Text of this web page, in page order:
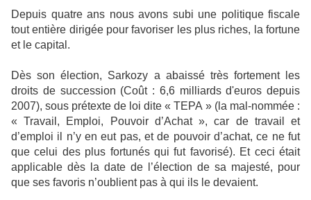
Depuis quatre ans nous avons subi une politique fiscale
tout entière dirigée pour favoriser les plus riches, la fortune
et le capital.
Dès son élection, Sarkozy a abaissé très fortement les
droits de succession (Coût : 6,6 milliards d'euros depuis
2007), sous prétexte de loi dite « TEPA » (la mal-nommée :
« Travail, Emploi, Pouvoir d’Achat », car de travail et
d’emploi il n’y en eut pas, et de pouvoir d’achat, ce ne fut
que celui des plus fortunés qui fut favorisé). Et ceci était
applicable dès la date de l’élection de sa majesté, pour
que ses favoris n’oublient pas à qui ils le devaient.